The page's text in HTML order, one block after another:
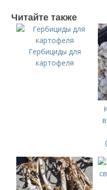
Читайте также
Гербициды для
картофеля